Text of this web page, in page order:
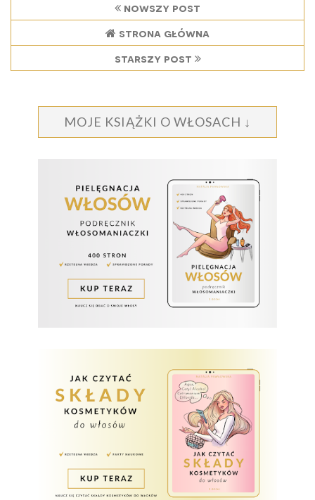
nowszy post
strona główna
starszy post
MOJE KSIĄŻKI O WŁOSACH ↓